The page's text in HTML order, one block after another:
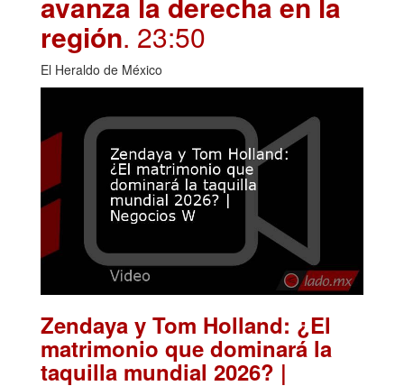
región. 23:50
El Heraldo de México
Zendaya y Tom Holland: ¿El
matrimonio que dominará la
taquilla mundial 2026? |